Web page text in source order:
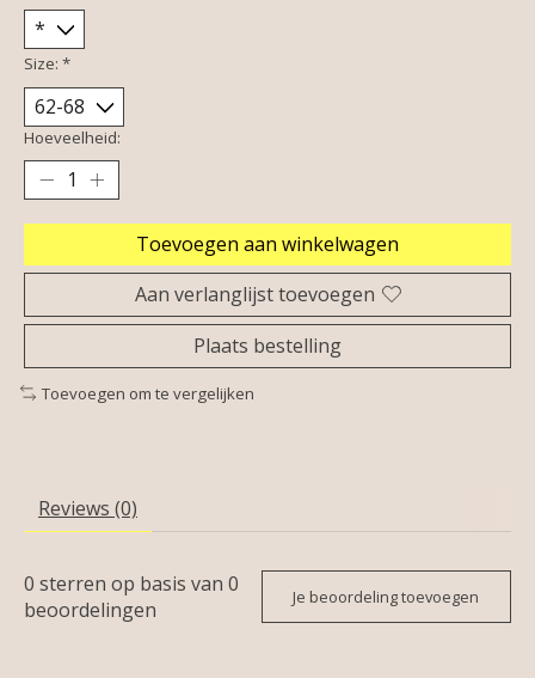
Size: *
Hoeveelheid:
Toevoegen aan winkelwagen
Aan verlanglijst toevoegen
Plaats bestelling
Toevoegen om te vergelijken
Reviews (0)
0 sterren op basis van 0
beoordelingen
Je beoordeling toevoegen